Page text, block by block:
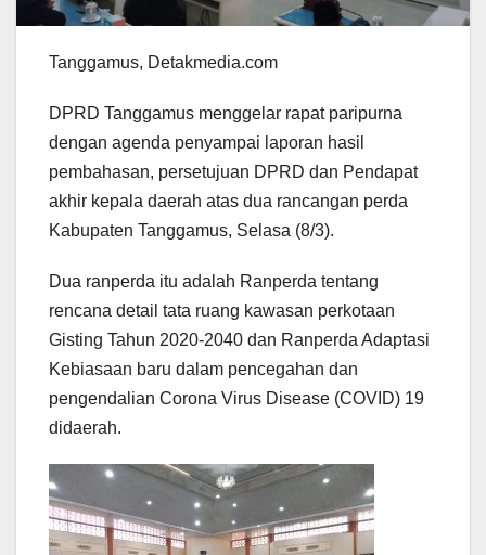
Tanggamus, Detakmedia.com
DPRD Tanggamus menggelar rapat paripurna
dengan agenda penyampai laporan hasil
pembahasan, persetujuan DPRD dan Pendapat
akhir kepala daerah atas dua rancangan perda
Kabupaten Tanggamus, Selasa (8/3).
Dua ranperda itu adalah Ranperda tentang
rencana detail tata ruang kawasan perkotaan
Gisting Tahun 2020-2040 dan Ranperda Adaptasi
Kebiasaan baru dalam pencegahan dan
pengendalian Corona Virus Disease (COVID) 19
didaerah.